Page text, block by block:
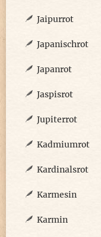
Jaipurrot
Japanischrot
Japanrot
Jaspisrot
Jupiterrot
Kadmiumrot
Kardinalsrot
Karmesin
Karmin